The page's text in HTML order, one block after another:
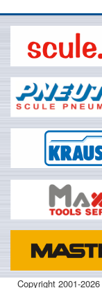
Copyright 2001-